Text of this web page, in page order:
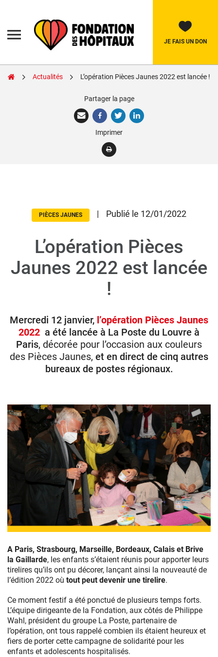
des
Hôpitaux
JE FAIS UN DON
Nous soutenir
Hôpitaux
Actualités L’opération Pièces Jaunes 2022 est lancée !
Partager la page
Imprimer
PIÈCES JAUNES | Publié le 12/01/2022
L’opération Pièces
Jaunes 2022 est lancée
!
Mercredi 12 janvier, l’opération Pièces Jaunes
2022 a été lancée à La Poste du Louvre à
Paris, décorée pour l’occasion aux couleurs
des Pièces Jaunes, et en direct de cinq autres
bureaux de postes régionaux.
Macron,
Anne
Barrère
et
Deschamps
ont
lancé
l’opération
Pièces
Jaunes
A Paris, Strasbourg, Marseille, Bordeaux, Calais et Brive
la Gaillarde, les enfants s’étaient réunis pour apporter leurs
tirelires qu’ils ont pu décorer, lançant ainsi la nouveauté de
l’édition 2022 où tout peut devenir une tirelire.
Ce moment festif a été ponctué de plusieurs temps forts.
L’équipe dirigeante de la Fondation, aux côtés de Philippe
Wahl, président du groupe La Poste, partenaire de
l’opération, ont tous rappelé combien ils étaient heureux et
fiers de porter cette campagne de solidarité pour les
enfants et adolescents hospitalisés.